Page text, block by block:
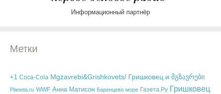
Информационный партнёр
Метки
+1 Coca-Cola Mgzavrebi&Grishkovets/ Гришковец и მგზავრები
Planeta.ru WWF Анна Матисон Баренцево море Газета.Ру Гришковец